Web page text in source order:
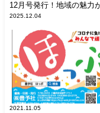
12月号発行！地域の魅力
2025.12.04
2021.11.05